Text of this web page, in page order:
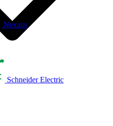
Nexans
Schneider Electric